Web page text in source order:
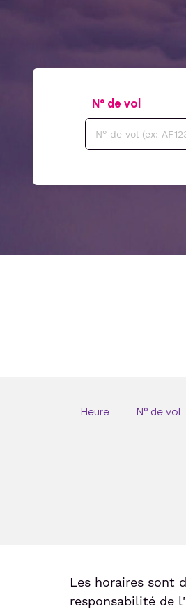
N° de vol
Heure N° de vol
Les horaires sont
responsabilité de